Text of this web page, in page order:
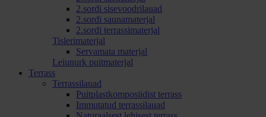
2.sordi sisevoodrilauad
2.sordi saunamaterjal
2.sordi terrassimaterjal
Tislerimaterjal
Servamata materjal
Leiunurk puitmaterjal
Terrass
Terrassilauad
Puitplastkomposiidist terrass
Immutatud terrassilauad